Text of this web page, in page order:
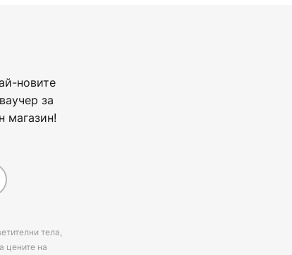
новите
за
магазин!
тела,
цените на